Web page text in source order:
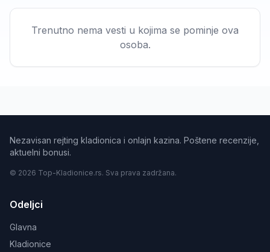
Trenutno nema vesti u kojima se pominje ova
osoba.
Nezavisan rejting kladionica i onlajn kazina. Poštene recenzije,
aktuelni bonusi.
© 2026 Top-Kladionice.rs. Sva prava zadržana.
Odeljci
Glavna
Kladionice